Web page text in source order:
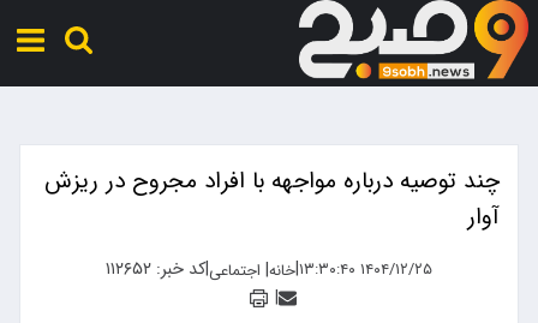
چند توصیه درباره مواجهه با افراد مجروح در ریزش
آوار
۱۴۰۴/۱۲/۲۵ ۱۳:۳۰:۴۰ |خانه| اجتماعی|کد خبر: ۱۱۲۶۵۲
|